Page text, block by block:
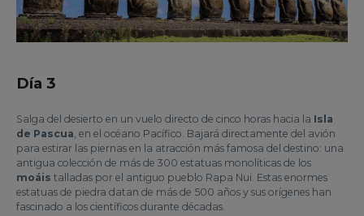
Día 3
Salga del desierto en un vuelo directo de cinco horas hacia la Isla
de Pascua, en el océano Pacífico. Bajará directamente del avión
para estirar las piernas en la atracción más famosa del destino: una
antigua colección de más de 300 estatuas monolíticas de los
moáis talladas por el antiguo pueblo Rapa Nui. Estas enormes
estatuas de piedra datan de más de 500 años y sus orígenes han
fascinado a los científicos durante décadas.